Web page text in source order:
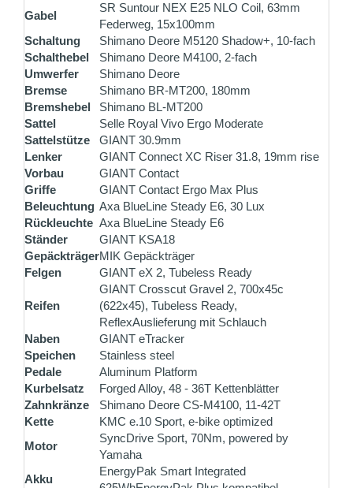
Gabel
SR Suntour NEX E25 NLO Coil, 63mm
Federweg, 15x100mm
Schaltung
Shimano Deore M5120 Shadow+, 10-fach
Schalthebel
Shimano Deore M4100, 2-fach
Umwerfer
Shimano Deore
Bremse
Shimano BR-MT200, 180mm
Bremshebel
Shimano BL-MT200
Sattel
Selle Royal Vivo Ergo Moderate
Sattelstütze
GIANT 30.9mm
Lenker
GIANT Connect XC Riser 31.8, 19mm rise
Vorbau
GIANT Contact
Griffe
GIANT Contact Ergo Max Plus
Beleuchtung Axa BlueLine Steady E6, 30 Lux
Rückleuchte Axa BlueLine Steady E6
Ständer
GIANT KSA18
GepäckträgerMIK Gepäckträger
Felgen
GIANT eX 2, Tubeless Ready
Reifen
GIANT Crosscut Gravel 2, 700x45c
(622x45), Tubeless Ready,
ReflexAuslieferung mit Schlauch
Naben
GIANT eTracker
Speichen
Stainless steel
Pedale
Aluminum Platform
Kurbelsatz
Forged Alloy, 48 - 36T Kettenblätter
Zahnkränze
Shimano Deore CS-M4100, 11-42T
Kette
KMC e.10 Sport, e-bike optimized
Motor
SyncDrive Sport, 70Nm, powered by
Yamaha
Akku
EnergyPak Smart Integrated